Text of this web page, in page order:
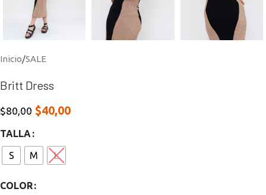
Inicio/SALE
Britt Dress
$80,00 $40,00
TALLA
S M L
COLOR